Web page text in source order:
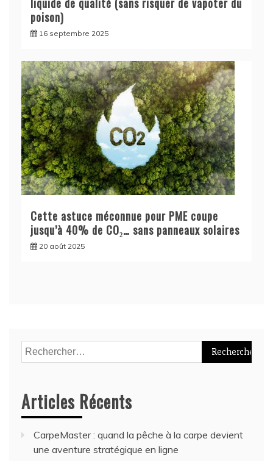
liquide de qualité (sans risquer de vapoter du
poison)
16 septembre 2025
Cette astuce méconnue pour PME coupe
jusqu’à 40% de CO₂… sans panneaux solaires
20 août 2025
Rechercher :
Articles Récents
CarpeMaster : quand la pêche à la carpe devient
une aventure stratégique en ligne